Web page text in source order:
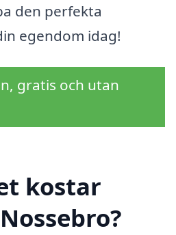
den perfekta
egendom idag!
gratis och utan
kostar